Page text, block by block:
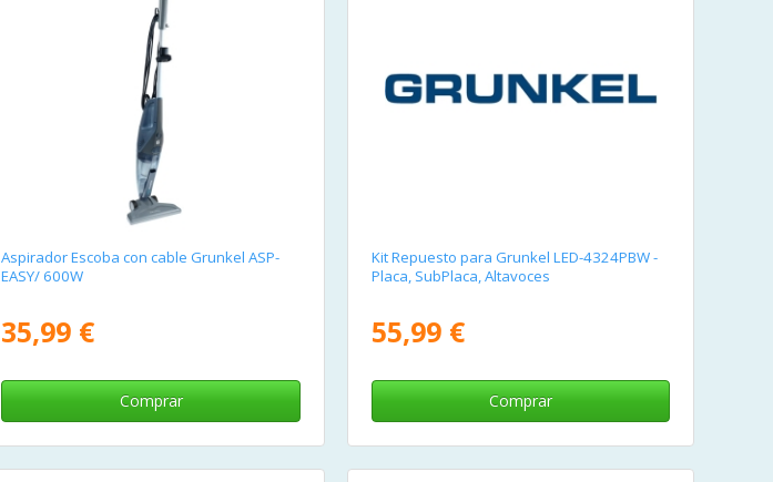
Aspirador Escoba con cable Grunkel ASP-
EASY/ 600W
35,99 €
Comprar
Kit Repuesto para Grunkel LED-4324PBW -
Placa, SubPlaca, Altavoces
55,99 €
Comprar